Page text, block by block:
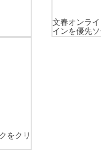
文春オンラ
インを優先ソ
をクリ